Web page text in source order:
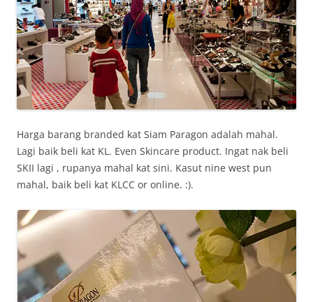
Harga barang branded kat Siam Paragon adalah mahal.
Lagi baik beli kat KL. Even Skincare product. Ingat nak beli
SKII lagi , rupanya mahal kat sini. Kasut nine west pun
mahal, baik beli kat KLCC or online. :).